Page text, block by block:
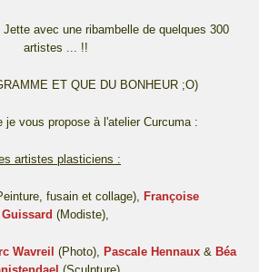
avec une ribambelle de quelques 300
artistes ... !!
ET QUE DU BONHEUR ;O)
je vous propose à l'atelier Curcuma :
artistes plasticiens :
fusain et collage), Françoise
Guissard (Modiste),
Wavreil (Photo), Pascale Hennaux& Béa